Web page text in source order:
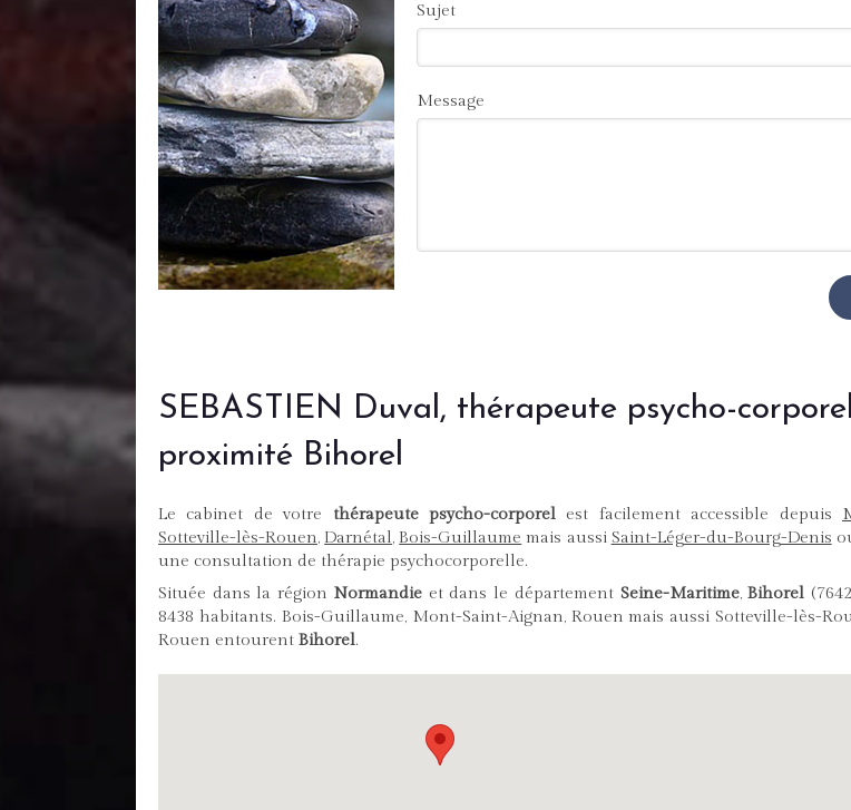
Sujet
Message
SEBASTIEN Duval, thérapeute psycho-
proximité Bihorel
Le cabinet de votre thérapeute psycho-corporel est facilement accessible depuis
Sotteville-lès-Rouen, Darnétal, Bois-Guillaume mais aussi Saint-Léger-du-Bourg-Denis
une consultation de thérapie psychocorporelle.
Située dans la région Normandieet dans le département Seine-Maritime,Bihorel
8438 habitants. Bois-Guillaume, Mont-Saint-Aignan, Rouen mais aussi Sotteville-lès-
Rouen entourent Bihorel.